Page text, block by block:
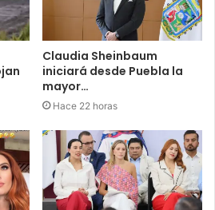
Claudia Sheinbaum
iniciará desde Puebla la
mayor…
Hace 22 horas